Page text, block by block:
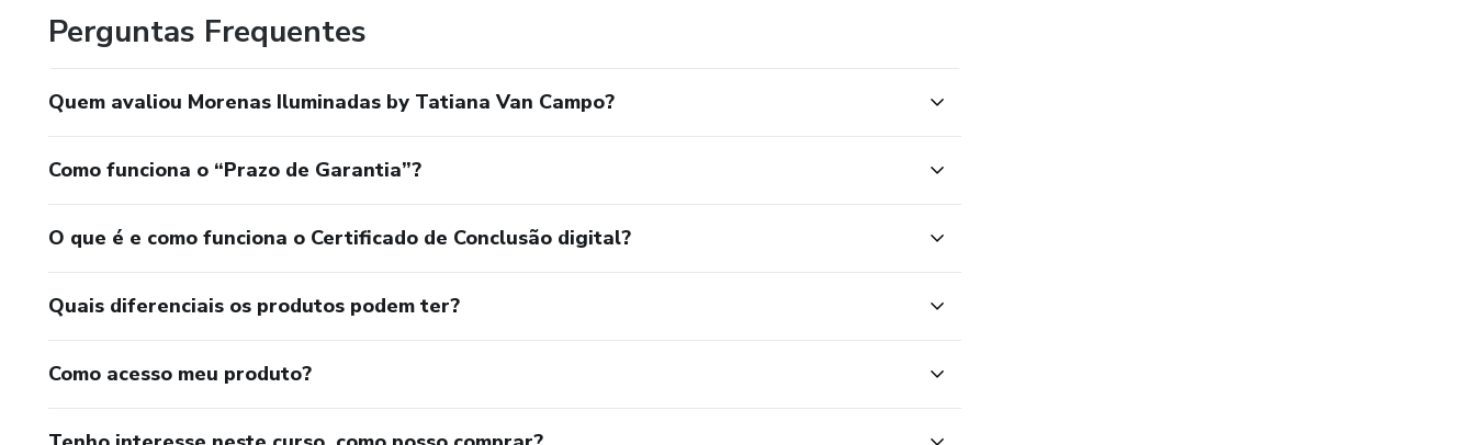
Perguntas Frequentes
Quem avaliou Morenas Iluminadas by Tatiana Van Campo?
Como funciona o “Prazo de Garantia”?
O que é e como funciona o Certificado de Conclusão digital?
Quais diferenciais os produtos podem ter?
Como acesso meu produto?